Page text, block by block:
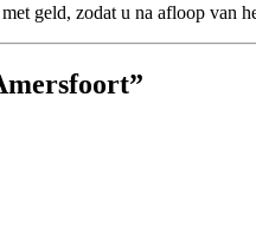
geld, zodat u na afloop van